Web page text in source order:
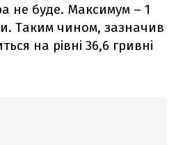
не буде. Максимум – 1
Таким чином, зазначив
на рівні 36,6 гривні